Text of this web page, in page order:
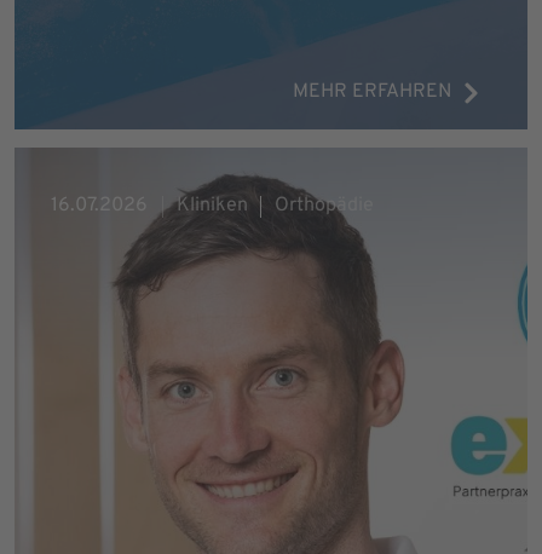
MEHR ERFAHREN
16.07.2026 Kliniken Orthopädie